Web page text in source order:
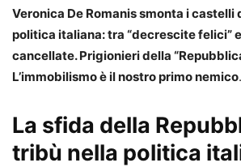
Veronica De Romanis smonta i castelli
politica italiana: tra “decrescite felici”
cancellate. Prigionieri della
L’immobilismo è il nostro primo nemico.
La sfida della
tribù nella politica